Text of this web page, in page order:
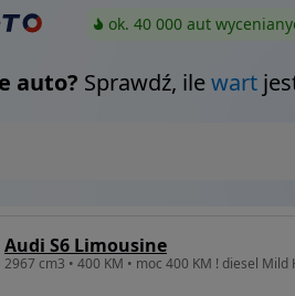
ok. 40 000 aut
auto? Sprawdź, ilewart
Audi S6 Limousine